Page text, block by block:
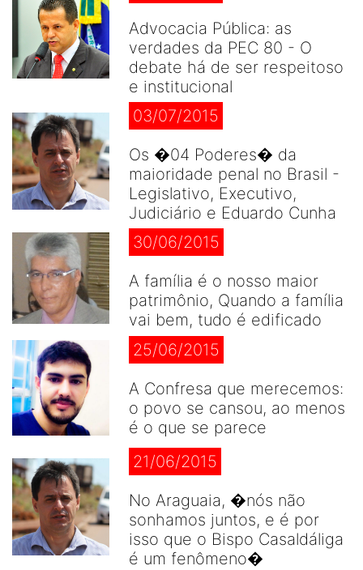
Advocacia Pública: as
verdades da PEC 80 - O
debate há de ser respeitoso
e institucional
03/07/2015
Os �04 Poderes� da
maioridade penal no Brasil -
Legislativo, Executivo,
Judiciário e Eduardo Cunha
30/06/2015
A família é o nosso maior
patrimônio, Quando a família
vai bem, tudo é edificado
25/06/2015
A Confresa que merecemos:
o povo se cansou, ao menos
é o que se parece
21/06/2015
No Araguaia, �nós não
sonhamos juntos, e é por
isso que o Bispo Casaldáliga
é um fenômeno�